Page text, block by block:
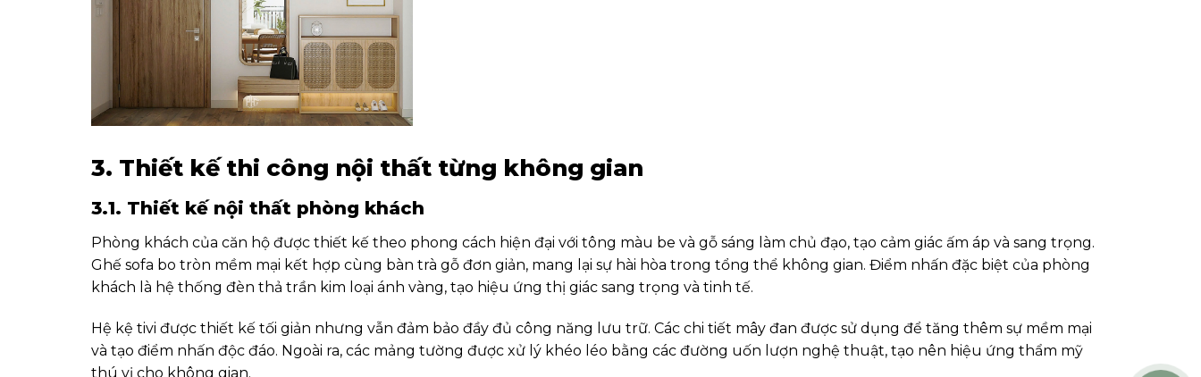
3. Thiết kế thi công nội thất từng không gian
3.1. Thiết kế nội thất phòng khách
Phòng khách của căn hộ được thiết kế theo phong cách hiện đại với tông màu be và gỗ sáng làm chủ đạo, tạo cảm giác ấm áp và sang trọng.
Ghế sofa bo tròn mềm mại kết hợp cùng bàn trà gỗ đơn giản, mang lại sự hài hòa trong tổng thể không gian. Điểm nhấn đặc biệt của phòng
khách là hệ thống đèn thả trần kim loại ánh vàng, tạo hiệu ứng thị giác sang trọng và tinh tế.
Hệ kệ tivi được thiết kế tối giản nhưng vẫn đảm bảo đầy đủ công năng lưu trữ. Các chi tiết mây đan được sử dụng để tăng thêm sự mềm mại
và tạo điểm nhấn độc đáo. Ngoài ra, các mảng tường được xử lý khéo léo bằng các đường uốn lượn nghệ thuật, tạo nên hiệu ứng thẩm mỹ
thú vị cho không gian.